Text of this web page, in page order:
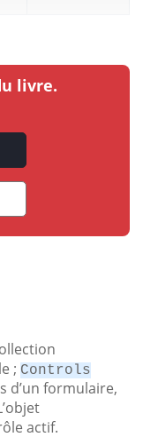
livre.
; Controls
d’un formulaire,
actif.